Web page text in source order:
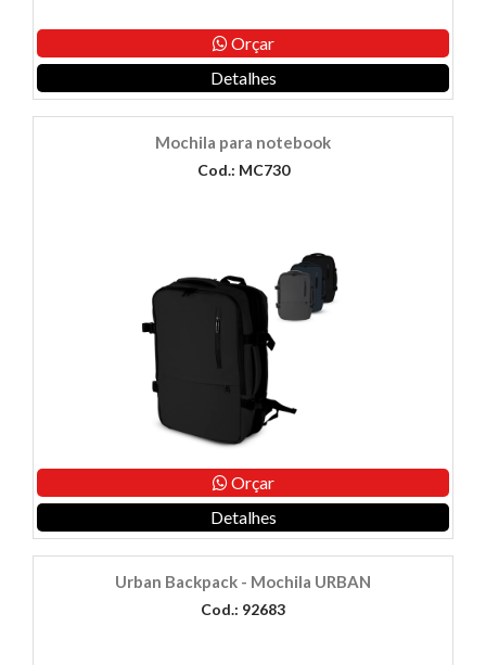
Orçar
Detalhes
Mochila para notebook
Cod.: MC730
Orçar
Detalhes
Urban Backpack - Mochila URBAN
Cod.: 92683